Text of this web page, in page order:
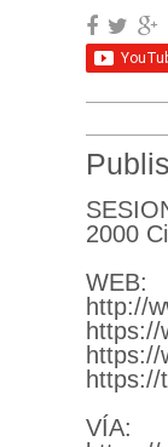
2000
WEB:
http://
https://
https://
https://
VÍA: